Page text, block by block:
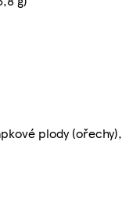
plody (ořechy),